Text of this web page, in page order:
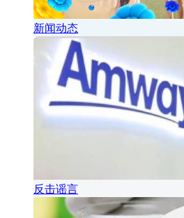
新闻动态
反击谣言